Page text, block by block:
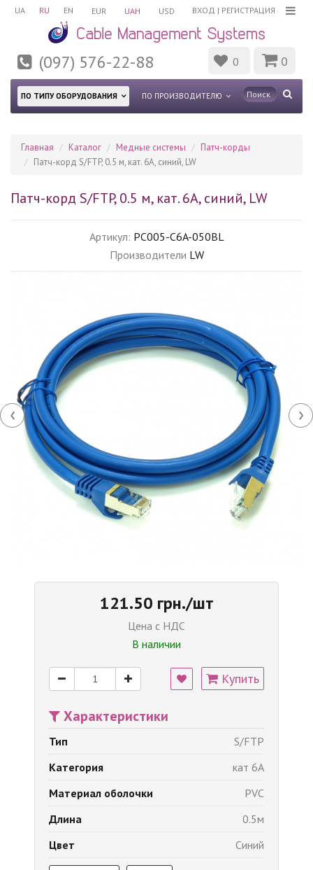
UA RU EN ВХОД | РЕГИСТРАЦИЯ
EUR UAH USD
(097) 576-22-88 0 0
ПО ТИПУ ОБОРУДОВАНИЯ ПО ПРОИЗВОДИТЕЛЮ
Главная Каталог Медные системы
Патч-корды
Патч-корд S/FTP, 0.5 м, кат. 6А, синий, LW
Патч-корд S/FTP, 0.5 м, кат. 6А, синий, LW
Артикул: PC005-C6A-050BL
Производители LW
‹ ›
121.50 грн./шт
Цена с НДС
В наличии
Купить
Характеристики
Тип
S/FTP
Категория
кат 6A
Материал оболочки
PVC
Длина
0.5м
Цвет
Синий